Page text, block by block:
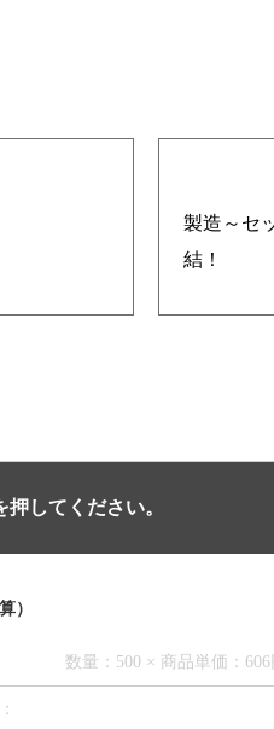
製造～セ
結！
してください。
）
数量：500 × 商品単価：606
：